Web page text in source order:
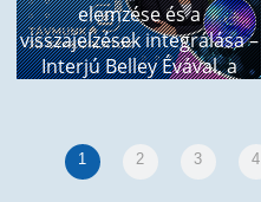
elemzése és a
visszajelzések integrálása –
Interjú Belley Évával, a
igazgatójával
1 2 3 4